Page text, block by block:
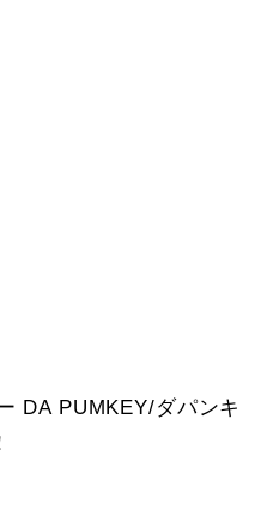
DA PUMKEY/ダパンキ